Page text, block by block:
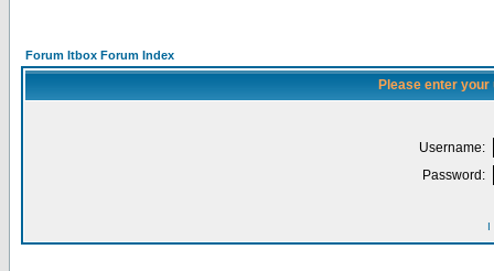
Forum Itbox Forum Index
Please enter
Username:
Password:
I